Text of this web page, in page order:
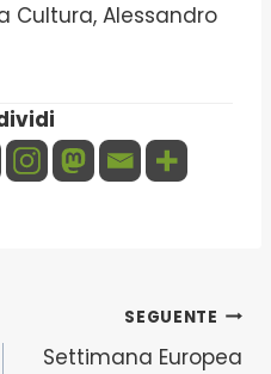
Cultura, Alessandro
SEGUENTE
Settimana Europea